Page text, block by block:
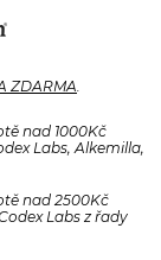
ZDARMA.
nad 1000Kč
Labs, Alkemilla,
nad 2500Kč
Labs z řady